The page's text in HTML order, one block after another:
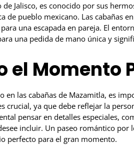
Jalisco, es conocido por sus
de pueblo mexicano. Las cabañas
una escapada en pareja. El
una pedida de mano única y
el Momento
en las cabañas de Mazamitla, es
crucial, ya que debe reflejar la
pensar en detalles especiales,
incluir. Un paseo romántico por
perfecto para el gran momento.